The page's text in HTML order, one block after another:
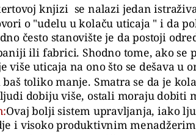
knjizi se nalazi jedan
o "udelu u kolaču uticaja " i da
često stanovište je da postoji
ili fabrici. Shodno tome, ako se
više uticaja na ono što se dešava u
toliko manje. Smatra se da je
dobiju više, ostali moraju dobiti
Ovaj bolji sistem upravljanja, iako
i visoko produktivnim